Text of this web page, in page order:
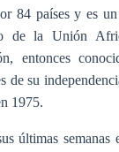
84 países y es
de la Unión
entonces
de su
1975.
últimas